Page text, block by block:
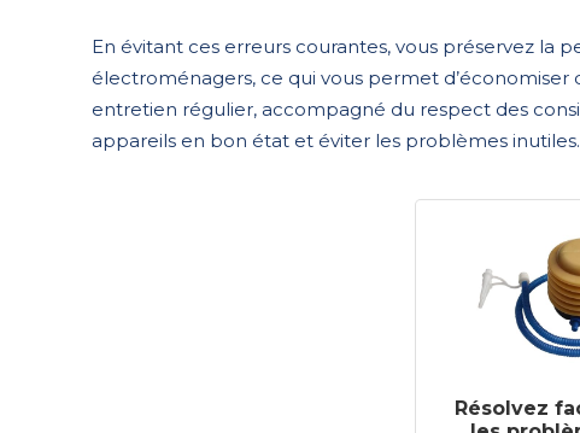
En évitant ces erreurs courantes, vous préservez la
électroménagers, ce qui vous permet d’économiser
entretien régulier, accompagné du respect des
appareils en bon état et éviter les problèmes inutiles.
Résolvez